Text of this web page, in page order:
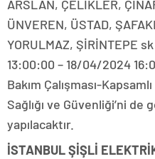
ARSLAN, ÇELİKLER,
ÜNVEREN, ÜSTAD,
YORULMAZ, ŞİRİNTEPE
13:00:00 – 18/04/2024
Bakım Çalışması-
Sağlığı ve Güvenliği’ni
yapılacaktır.
İSTANBUL ŞİŞLİ